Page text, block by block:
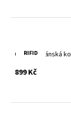
RIFID
Červená pánská
899 Kčs DPH